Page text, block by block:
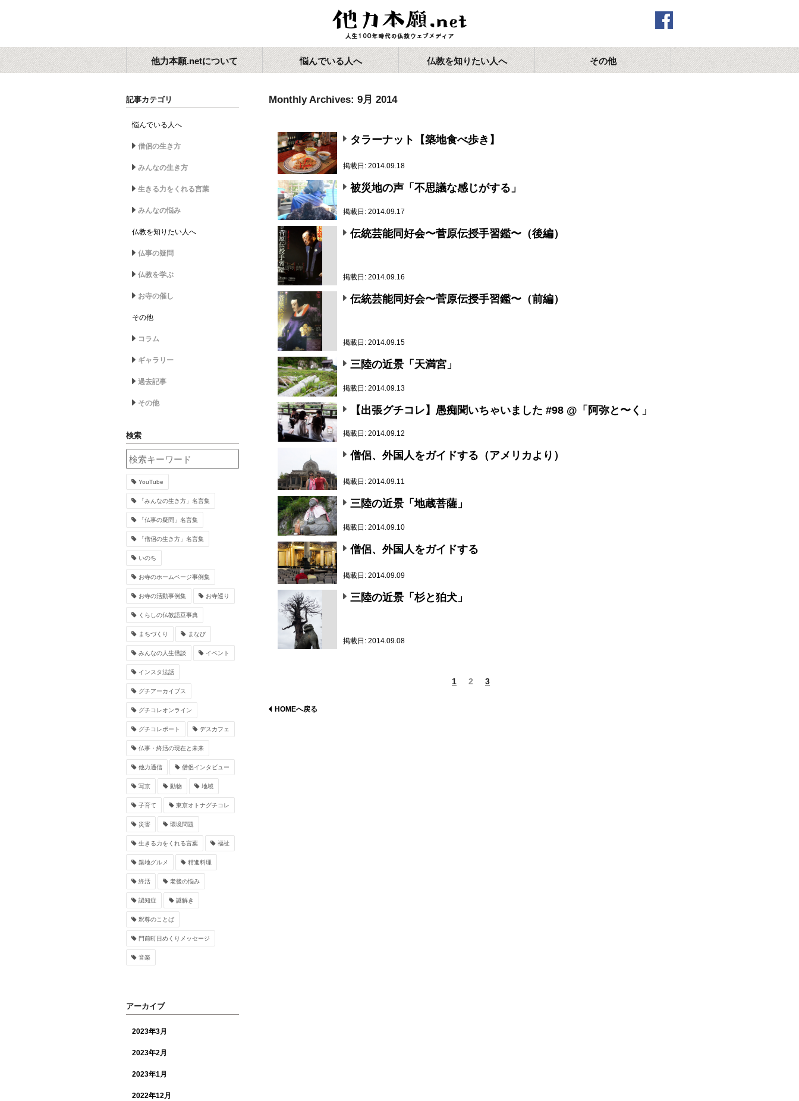
他力本願.netについて 悩んでいる人へ 仏教を知りたい人へ その他
Monthly Archives: 9月 2014
タラーナット【築地食べ歩き】
掲載日: 2014.09.18
被災地の声「不思議な感じがする」
掲載日: 2014.09.17
伝統芸能同好会〜菅原伝授手習鑑〜（後編）
掲載日: 2014.09.16
伝統芸能同好会〜菅原伝授手習鑑〜（前編）
掲載日: 2014.09.15
三陸の近景「天満宮」
掲載日: 2014.09.13
【出張グチコレ】愚痴聞いちゃいました #98 @「阿弥と〜く」
掲載日: 2014.09.12
僧侶、外国人をガイドする（アメリカより）
掲載日: 2014.09.11
三陸の近景「地蔵菩薩」
掲載日: 2014.09.10
僧侶、外国人をガイドする
掲載日: 2014.09.09
三陸の近景「杉と狛犬」
掲載日: 2014.09.08
1 2 3
HOMEへ戻る
記事カテゴリ
悩んでいる人へ
僧侶の生き方
みんなの生き方
生きる力をくれる言葉
みんなの悩み
仏教を知りたい人へ
仏事の疑問
仏教を学ぶ
お寺の催し
その他
コラム
ギャラリー
過去記事
その他
検索
YouTube
「みんなの生き方」名言集
「仏事の疑問」名言集
「僧侶の生き方」名言集
いのち
お寺のホームページ事例集
お寺の活動事例集 お寺巡り
くらしの仏教語豆事典
まちづくり まなび
みんなの人生僧談 イベント
インスタ法話
グチアーカイブス
グチコレオンライン
グチコレポート デスカフェ
仏事・終活の現在と未来
他力通信 僧侶インタビュー
写京 動物 地域
子育て 東京オトナグチコレ
災害 環境問題
生きる力をくれる言葉 福祉
築地グルメ 精進料理
終活 老後の悩み
認知症 謎解き
釈尊のことば
門前町日めくりメッセージ
音楽
アーカイブ
2023年3月
2023年2月
2023年1月
2022年12月